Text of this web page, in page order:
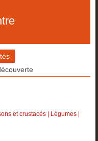
et crustacés Légumes